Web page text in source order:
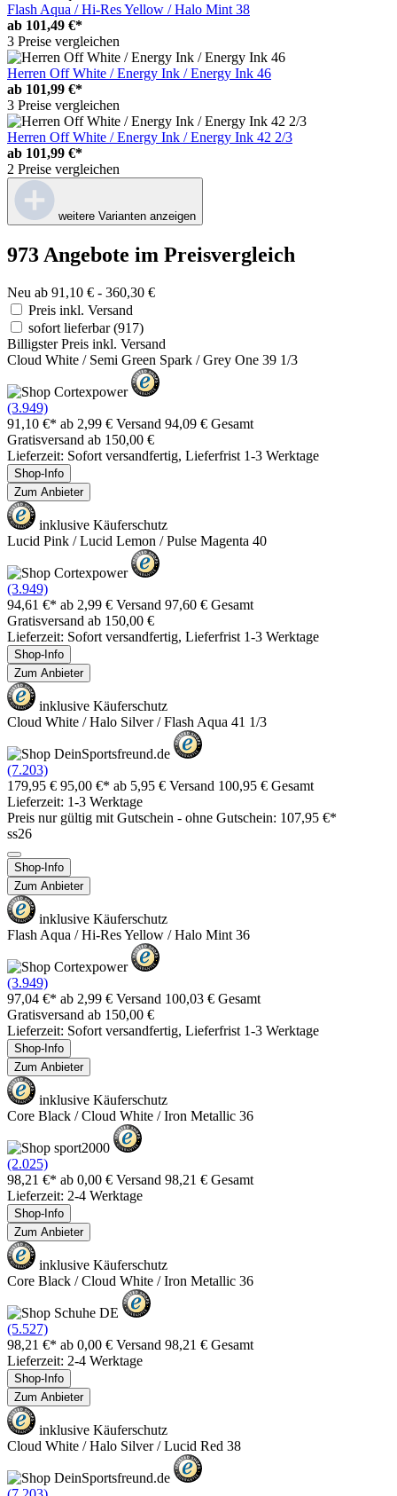
Flash Aqua / Hi-Res Yellow / Halo Mint 38
ab 101,49 €*
3 Preise vergleichen
Herren Off White / Energy Ink / Energy Ink 46
ab 101,99 €*
3 Preise vergleichen
Herren Off White / Energy Ink / Energy Ink 42 2/3
ab 101,99 €*
2 Preise vergleichen
weitere Varianten anzeigen
973 Angebote im Preisvergleich
Neu ab 91,10 € - 360,30 €
Preis inkl. Versand
sofort lieferbar(917)
Billigster Preis inkl. Versand
Cloud White / Semi Green Spark / Grey One 39 1/3
(3.949)
91,10 €* ab 2,99 € Versand 94,09 € Gesamt
Gratisversand ab 150,00 €
Lieferzeit: Sofort versandfertig, Lieferfrist 1-3 Werktage
Shop-Info
Zum Anbieter
inklusive Käuferschutz
Lucid Pink / Lucid Lemon / Pulse Magenta 40
(3.949)
94,61 €* ab 2,99 € Versand 97,60 € Gesamt
Gratisversand ab 150,00 €
Lieferzeit: Sofort versandfertig, Lieferfrist 1-3 Werktage
Shop-Info
Zum Anbieter
inklusive Käuferschutz
Cloud White / Halo Silver / Flash Aqua 41 1/3
(7.203)
179,95 € 95,00 €* ab 5,95 € Versand 100,95 € Gesamt
Lieferzeit: 1-3 Werktage
Preis nur gültig mit Gutschein - ohne Gutschein: 107,95 €*
ss26
Shop-Info
Zum Anbieter
inklusive Käuferschutz
Flash Aqua / Hi-Res Yellow / Halo Mint 36
(3.949)
97,04 €* ab 2,99 € Versand 100,03 € Gesamt
Gratisversand ab 150,00 €
Lieferzeit: Sofort versandfertig, Lieferfrist 1-3 Werktage
Shop-Info
Zum Anbieter
inklusive Käuferschutz
Core Black / Cloud White / Iron Metallic 36
(2.025)
98,21 €* ab 0,00 € Versand 98,21 € Gesamt
Lieferzeit: 2-4 Werktage
Shop-Info
Zum Anbieter
inklusive Käuferschutz
Core Black / Cloud White / Iron Metallic 36
(5.527)
98,21 €* ab 0,00 € Versand 98,21 € Gesamt
Lieferzeit: 2-4 Werktage
Shop-Info
Zum Anbieter
inklusive Käuferschutz
Cloud White / Halo Silver / Lucid Red 38